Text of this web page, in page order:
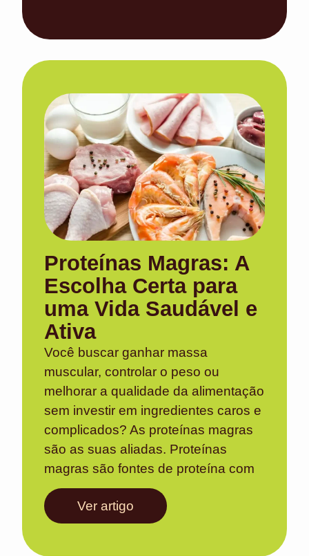
Proteínas Magras: A
Escolha Certa para
uma Vida Saudável e
Ativa
Você buscar ganhar massa
muscular, controlar o peso ou
melhorar a qualidade da alimentação
sem investir em ingredientes caros e
complicados? As proteínas magras
são as suas aliadas. Proteínas
magras são fontes de proteína com
Ver artigo